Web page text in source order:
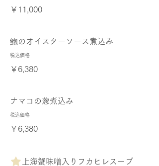
￥11,000
鮑のオイスターソース煮込み
税込価格
￥6,380
ナマコの葱煮込み
税込価格
￥6,380
上海蟹味噌入りフカヒレスープ